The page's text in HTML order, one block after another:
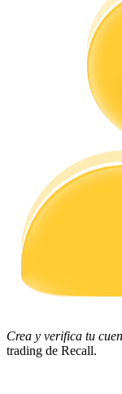
Guía de inicio
Estrategias
Aprenda cómo
Earn
Crea y verifica tu
trading de Recall.